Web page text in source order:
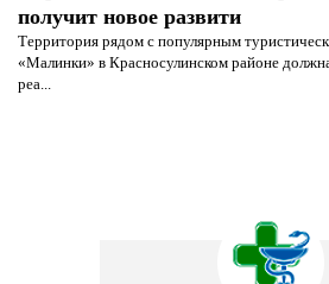
получит новое развити
Территория рядом с популярным
«Малинки» в Красносулинском районе
реа...